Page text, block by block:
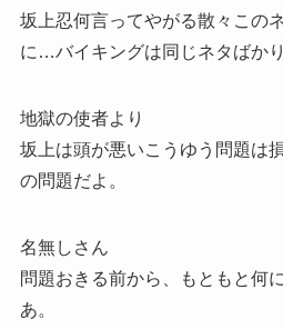
坂上忍何言ってやがる散々この
に…バイキングは同じネタばか
地獄の使者より
坂上は頭が悪いこうゆう問題は
の問題だよ。
名無しさん
問題おきる前から、もともと何
あ。